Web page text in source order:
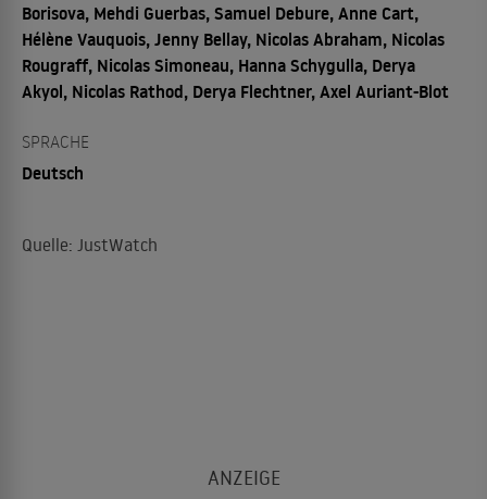
Borisova, Mehdi Guerbas, Samuel Debure, Anne Cart,
Hélène Vauquois, Jenny Bellay, Nicolas Abraham, Nicolas
Rougraff, Nicolas Simoneau, Hanna Schygulla, Derya
Akyol, Nicolas Rathod, Derya Flechtner, Axel Auriant-Blot
SPRACHE
Deutsch
Quelle: JustWatch